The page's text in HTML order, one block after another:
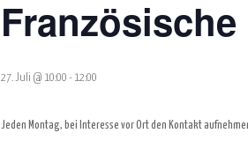
27. Juli @ 10:00 - 12:00
Jeden Montag, bei Interesse vor Ort den Kontakt